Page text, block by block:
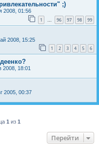
;)
2008, 01:56
1 … 96 97 98 99
2008, 15:25
1 2 3 4 5 6
2008, 18:01
2005, 00:37
1из 1
Перейти